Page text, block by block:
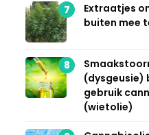
7
Extraatjes
buiten mee
8
(dysgeusie)
gebruik
(wietolie)